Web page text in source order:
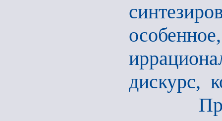
дискурс,